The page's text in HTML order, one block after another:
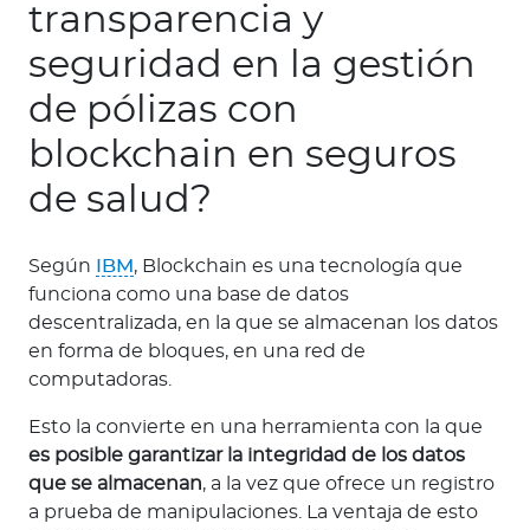
transparencia y
seguridad en la gestión
de pólizas con
blockchain en seguros
de salud?
Según IBM , Blockchain es una tecnología que
funciona como una base de datos
descentralizada, en la que se almacenan los datos
en forma de bloques, en una red de
computadoras.
Esto la convierte en una herramienta con la que
es posible garantizar la integridad de los datos
que se almacenan, a la vez que ofrece un registro
a prueba de manipulaciones. La ventaja de esto